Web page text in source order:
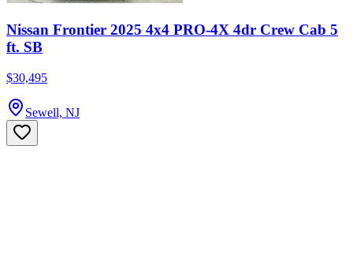
Nissan Frontier 2025 4x4 PRO-4X 4dr Crew Cab 5
ft. SB
$30,495
Sewell, NJ